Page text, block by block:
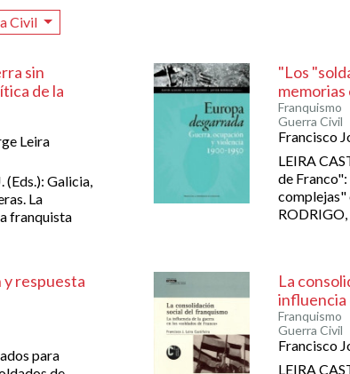
Civil
sin
de la
Leira
(Eds.): Galicia,
La
franquista
"Los
Franquismo
Guerra Civil
Francisco
LEIRA
de
complejas"
RODRIGO,
y respuesta
para
La
influencia
Franquismo
Guerra Civil
Francisco
LEIRA